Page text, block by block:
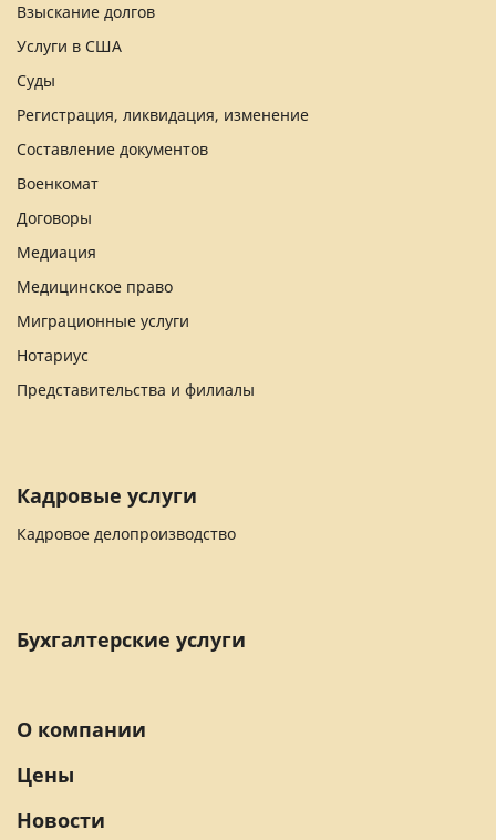
Взыскание долгов
Услуги в США
Суды
Регистрация, ликвидация, изменение
Составление документов
Военкомат
Договоры
Медиация
Медицинское право
Миграционные услуги
Нотариус
Представительства и филиалы
Кадровые услуги
Кадровое делопроизводство
Бухгалтерские услуги
О компании
Цены
Новости